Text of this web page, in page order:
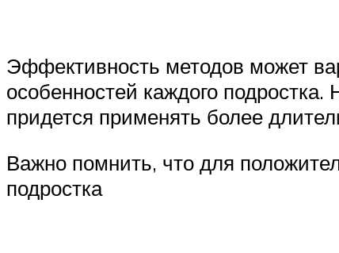
Эффективность методов может
особенностей каждого
придется применять более
Важно помнить, что для
подростка